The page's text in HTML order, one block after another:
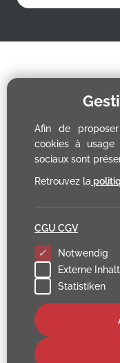
Afin de
cookies à
sociaux sont
Retrouvez la
Notwendig
Externe
Statistiken
CGU CGV